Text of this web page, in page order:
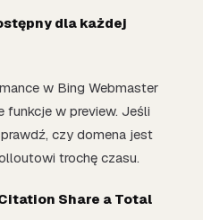
dla każdej
w Bing Webmaster
funkcje w preview. Jeśli
czy domena jest
trochę czasu.
Share a Total